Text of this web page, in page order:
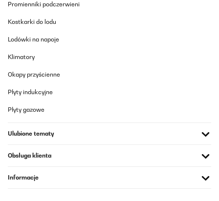
Promienniki podczerwieni
Kostkarki do lodu
Lodówki na napoje
Klimatory
Okapy przyścienne
Płyty indukcyjne
Płyty gazowe
Ulubione tematy
Obsługa klienta
Informacje